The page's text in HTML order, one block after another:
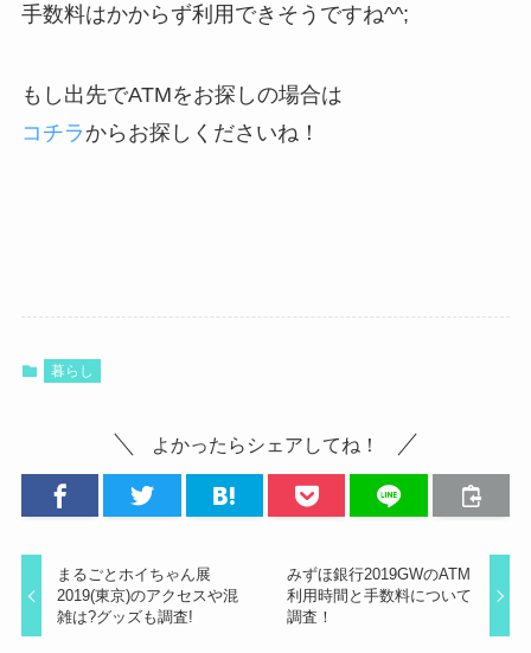
手数料はかからず利用できそうですね^^;
もし出先でATMをお探しの場合は
コチラ からお探しくださいね！
暮らし
よかったらシェアしてね！
まるごとホイちゃん展
2019(東京)のアクセスや混
雑は?グッズも調査!
みずほ銀行2019GWのATM
利用時間と手数料について
調査！